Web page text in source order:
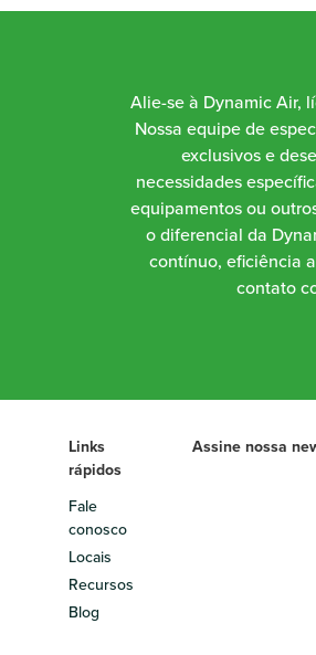
Alie-se à Dynamic Air,
Nossa equipe de
exclusivos e
necessidades
equipamentos ou
o diferencial da
contínuo, eficiência
contato
Links
rápidos
Fale
conosco
Locais
Recursos
Blog
Assine nossa